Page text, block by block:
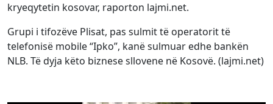
kryeqytetin kosovar, raporton lajmi.net.
Grupi i tifozëve Plisat, pas sulmit të operatorit të
telefonisë mobile “Ipko”, kanë sulmuar edhe bankën
NLB. Të dyja këto biznese sllovene në Kosovë. (lajmi.net)